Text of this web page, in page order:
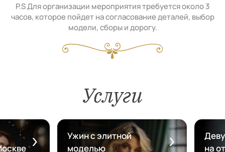
P.S Для организации мероприятия требуется около 3
часов, которое пойдет на согласование деталей, выбор
модели, сборы и дорогу.
Услуги
Ужин с элитной
моделью
на